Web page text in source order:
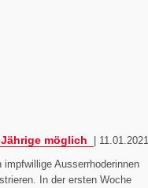
möglich | 11.01.2021
Ausserrhoderinnen
In der ersten Woche